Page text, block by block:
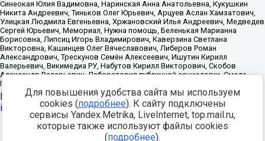
Источник:https://minjust.gov.ru/uploaded/files/reestr-
inostrannyih-agentov-22-03-2024.pdfданные на22.03.2024
Разработка -
Для повышения удобства сайта мы используем
cookies (подробнее). К сайту подключены
сервисы Yandex.Metrika, LiveInternet, top.mail.ru,
которые также используют файлы cookies
(подробнее).